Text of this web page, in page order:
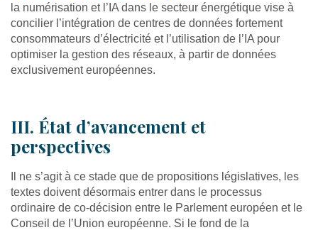
la numérisation et l’IA dans le secteur énergétique vise à
concilier l’intégration de centres de données fortement
consommateurs d’électricité et l’utilisation de l’IA pour
optimiser la gestion des réseaux, à partir de données
exclusivement européennes.
III. État d’avancement et
perspectives
Il ne s’agit à ce stade que de propositions législatives, les
textes doivent désormais entrer dans le processus
ordinaire de co-décision entre le Parlement européen et le
Conseil de l’Union européenne. Si le fond de la